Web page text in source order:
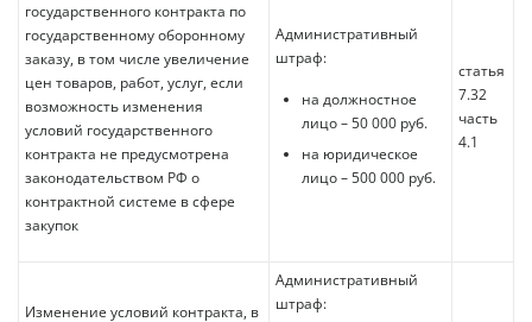
государственного контракта по
государственному оборонному
заказу, в том числе увеличение
цен товаров, работ, услуг, если
возможность изменения
условий государственного
контракта не предусмотрена
законодательством РФ о
контрактной системе в сфере
закупок
Административный
штраф:
на должностное
лицо – 50 000 руб.
на юридическое
лицо – 500 000 руб.
статья
7.32
часть
4.1
Изменение условий контракта, в
Административный
штраф: